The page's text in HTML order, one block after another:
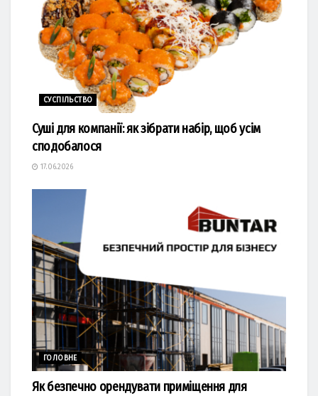
СУСПІЛЬСТВО
Суші для компанії: як зібрати набір, щоб усім
сподобалося
17.06.2026
ГОЛОВНЕ
Як безпечно орендувати приміщення для